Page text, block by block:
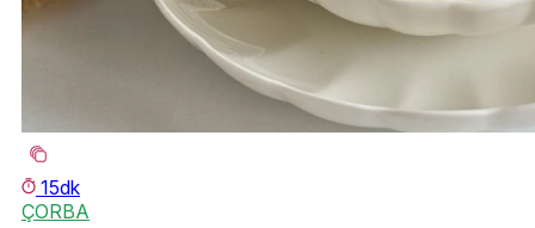
15dk
ÇORBA